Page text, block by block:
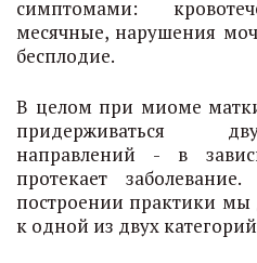
симптомами:
месячные, нарушения
бесплодие.
В целом при миоме
придерживаться
направлений - в
протекает
построении практики мы
к одной из двух